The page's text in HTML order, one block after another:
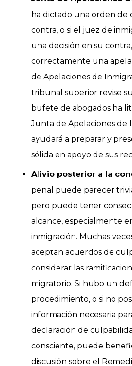
ha dictado una orden de
contra, o si el juez de
una decisión en su
correctamente una
de Apelaciones de
tribunal superior revise
bufete de abogados ha
Junta de Apelaciones de
ayudará a preparar y
sólida en apoyo de sus
Alivio posterior a la
penal puede parecer
pero puede tener
alcance, especialmente
inmigración. Muchas
aceptan acuerdos de
considerar las
migratorio. Si hubo un
procedimiento, o si no
información necesaria
declaración de
consciente, puede
discusión sobre el